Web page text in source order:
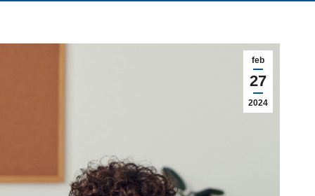
feb
27
2024